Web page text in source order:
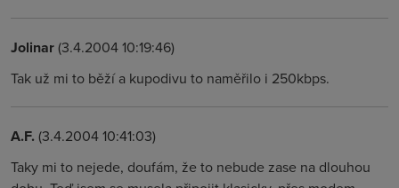
Jolinar(3.4.2004 10:19:46)
Tak už mi to běží a kupodivu to naměřilo i 250kbps.
A.F. (3.4.2004 10:41:03)
Taky mi to nejede, doufám, že to nebude zase na dlouhou